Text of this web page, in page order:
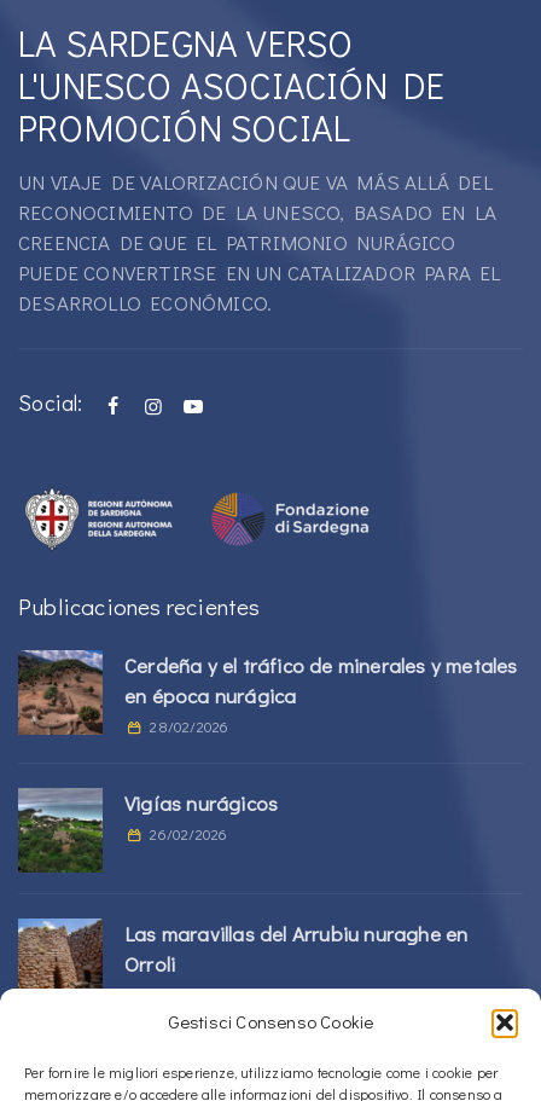
Gestisci Consenso Cookie
Per fornire le migliori esperienze, utilizziamo tecnologie come i cookie per
memorizzare e/o accedere alle informazioni del dispositivo. Il consenso a
LA SARDEGNA VERSO
L'UNESCO ASOCIACIÓN DE
PROMOCIÓN SOCIAL
UN VIAJE DE VALORIZACIÓN QUE VA MÁS ALLÁ DEL
RECONOCIMIENTO DE LA UNESCO, BASADO EN LA
CREENCIA DE QUE EL PATRIMONIO NURÁGICO
PUEDE CONVERTIRSE EN UN CATALIZADOR PARA EL
DESARROLLO ECONÓMICO.
Social:
Publicaciones recientes
Cerdeña y el tráfico de minerales y metales
en época nurágica
28/02/2026
Vigías nurágicos
26/02/2026
Las maravillas del Arrubiu nuraghe en
Orroli
24/02/2026
Complejo Sos Nurattolos Nuragic en Alà